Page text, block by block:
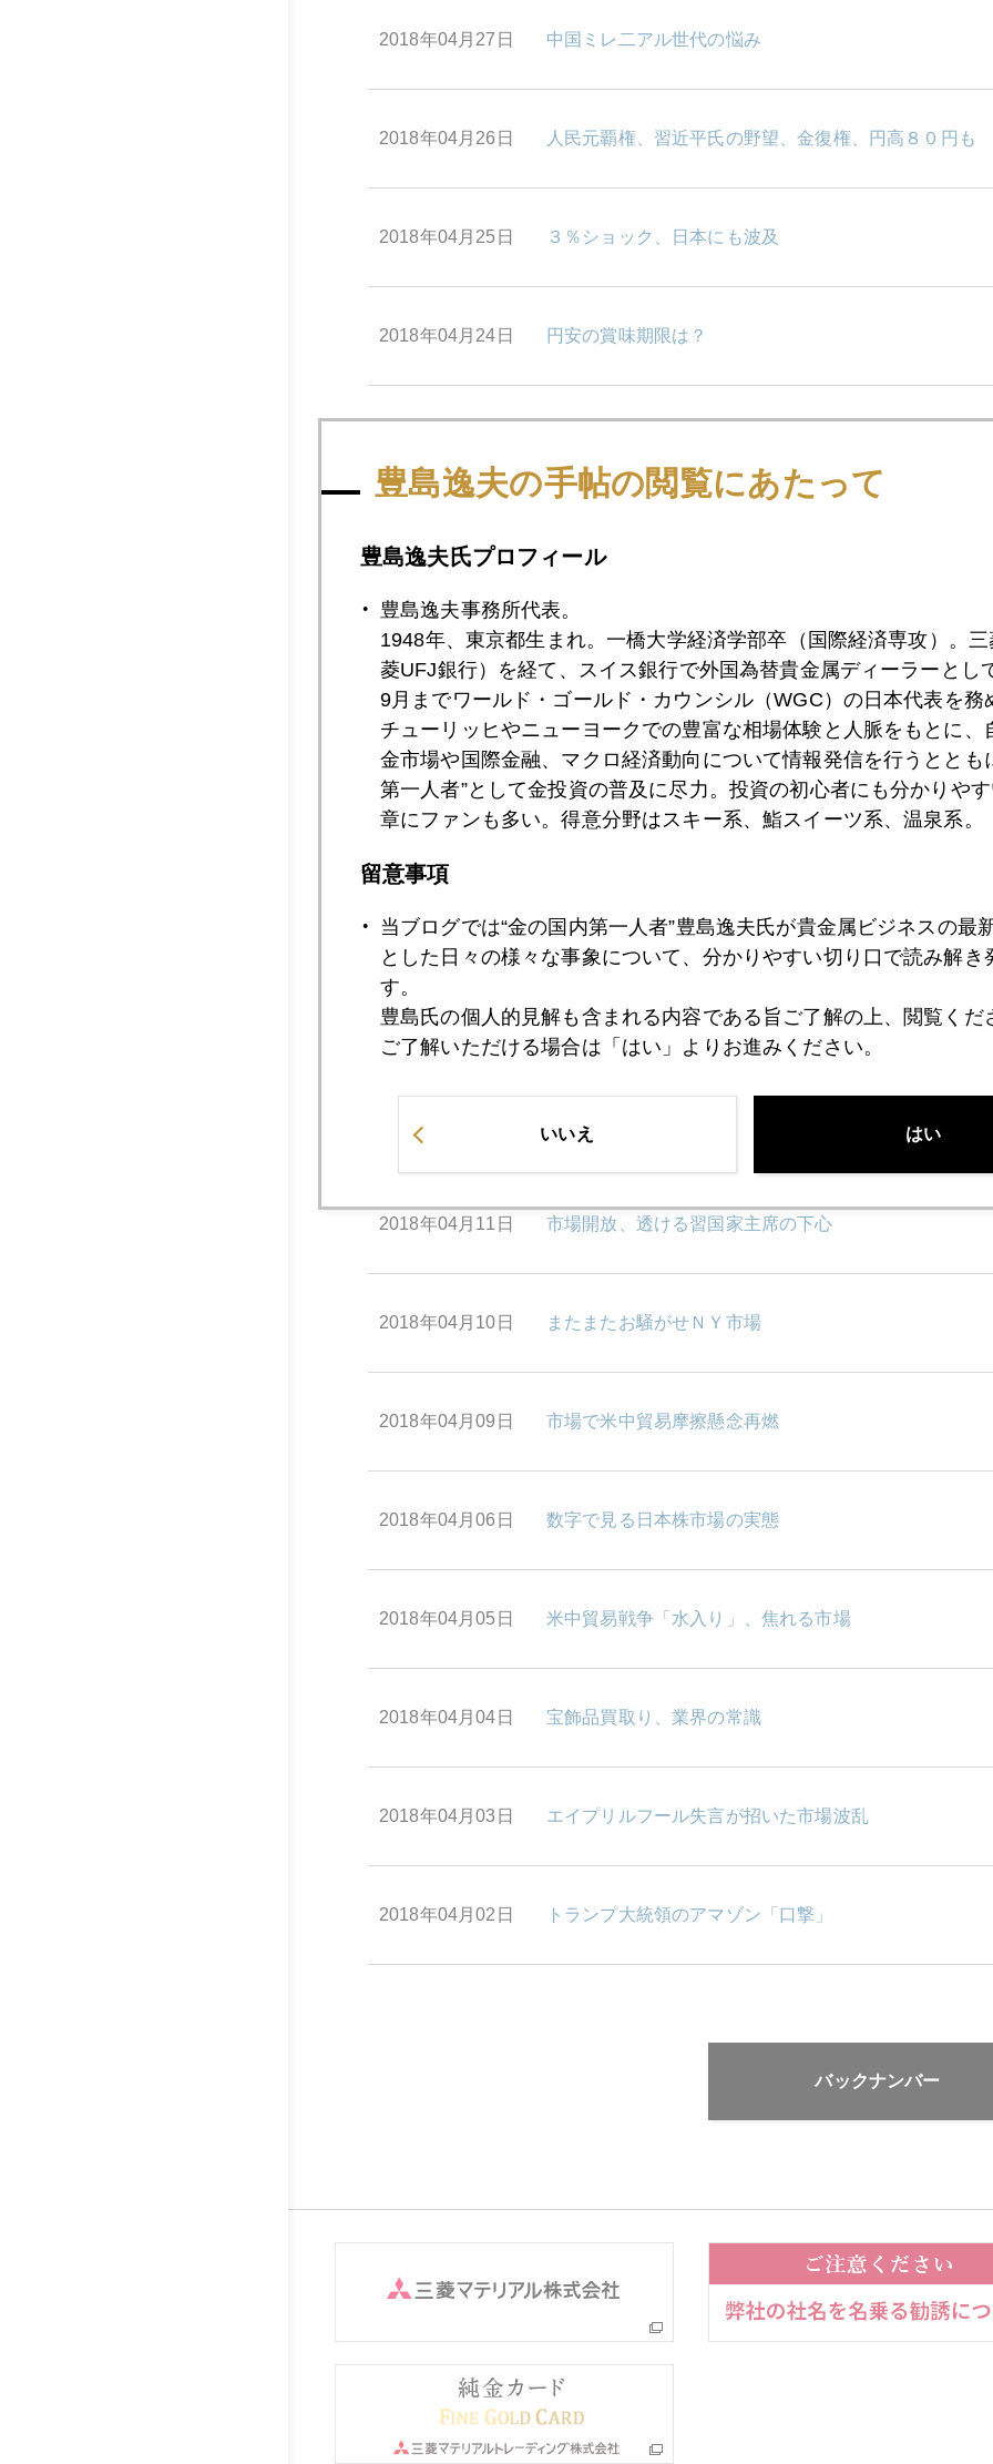
2018年04月27日 中国ミレ二アル世代の悩み
2018年04月26日 人民元覇権、習近平氏の野望、金復権、円高８０円も
2018年04月25日 ３％ショック、日本にも波及
2018年04月24日 円安の賞味期限は？
2018年04月19日 日米首脳会談＠フロリダ終了
2018年04月18日 「フロリダ通商対決」米国市場の視点
2018年04月17日 首脳会談直前トランプ大統領、日本名指し非難
2018年04月16日 有事の金、シリアよりロシアに注目
2018年04月13日 シリアリスク総括
2018年04月12日 トランプ外交漂流「本能寺」はロシアだったのか
2018年04月11日 市場開放、透ける習国家主席の下心
2018年04月10日 またまたお騒がせＮＹ市場
2018年04月09日 市場で米中貿易摩擦懸念再燃
2018年04月06日 数字で見る日本株市場の実態
2018年04月05日 米中貿易戦争「水入り」、焦れる市場
2018年04月04日 宝飾品買取り、業界の常識
2018年04月03日 エイプリルフール失言が招いた市場波乱
2018年04月02日 トランプ大統領のアマゾン「口撃」
バックナンバー
豊島逸夫の手帖の閲覧にあたって
豊島逸夫氏プロフィール
豊島逸夫事務所代表。
1948年、東京都生まれ。一橋大学経済学部卒（国際経済専攻）。
菱UFJ銀行）を経て、スイス銀行で外国為替貴金属ディーラーとし
9月までワールド・ゴールド・カウンシル（WGC）の日本代表を務
チューリッヒやニューヨークでの豊富な相場体験と人脈をもとに、
金市場や国際金融、マクロ経済動向について情報発信を行うととも
第一人者”として金投資の普及に尽力。投資の初心者にも分かりや
章にファンも多い。得意分野はスキー系、鮨スイーツ系、温泉系。
留意事項
当ブログでは“金の国内第一人者”豊島逸夫氏が貴金属ビジネスの最
とした日々の様々な事象について、分かりやすい切り口で読み解き
す。
豊島氏の個人的見解も含まれる内容である旨ご了解の上、閲覧くだ
ご了解いただける場合は「はい」よりお進みください。
いいえ はい